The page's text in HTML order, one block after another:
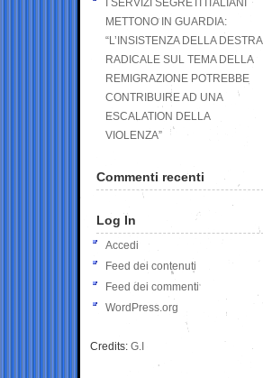
I SERVIZI SEGRETI ITALIANI
METTONO IN GUARDIA:
“L’INSISTENZA DELLA DESTRA
RADICALE SUL TEMA DELLA
REMIGRAZIONE POTREBBE
CONTRIBUIRE AD UNA
ESCALATION DELLA
VIOLENZA”
Commenti recenti
Log In
Accedi
Feed dei contenuti
Feed dei commenti
WordPress.org
Credits: G.I